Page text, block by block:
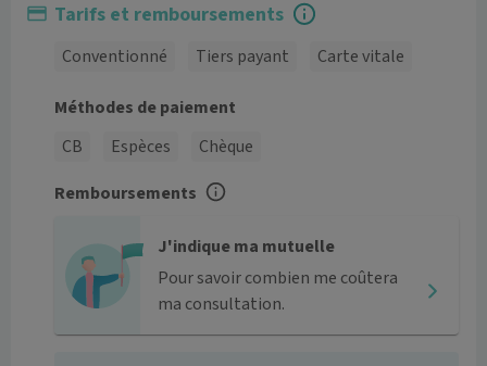
Tarifs et remboursements
Conventionné Tiers payant Carte vitale
Méthodes de paiement
CB
Espèces
Chèque
Remboursements
J'indique ma mutuelle
Pour savoir combien me coûtera
ma consultation.